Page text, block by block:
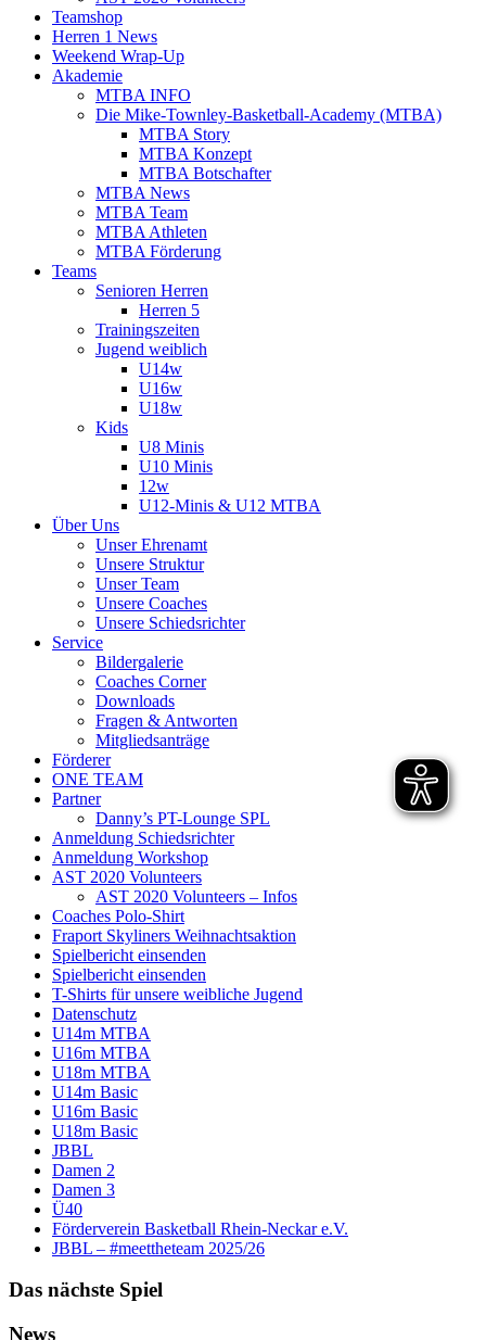
Teamshop
Herren 1 News
Weekend Wrap-Up
Akademie
MTBA INFO
Die Mike-Townley-Basketball-Academy (MTBA)
MTBA Story
MTBA Konzept
MTBA Botschafter
MTBA News
MTBA Team
MTBA Athleten
MTBA Förderung
Teams
Senioren Herren
Herren 5
Trainingszeiten
Jugend weiblich
U14w
U16w
U18w
Kids
U8 Minis
U10 Minis
12w
U12-Minis & U12 MTBA
Über Uns
Unser Ehrenamt
Unsere Struktur
Unser Team
Unsere Coaches
Unsere Schiedsrichter
Service
Bildergalerie
Coaches Corner
Downloads
Fragen & Antworten
Mitgliedsanträge
Förderer
ONE TEAM
Partner
Danny’s PT-Lounge SPL
Anmeldung Schiedsrichter
Anmeldung Workshop
AST 2020 Volunteers
AST 2020 Volunteers – Infos
Coaches Polo-Shirt
Fraport Skyliners Weihnachtsaktion
Spielbericht einsenden
Spielbericht einsenden
T-Shirts für unsere weibliche Jugend
Datenschutz
U14m MTBA
U16m MTBA
U18m MTBA
U14m Basic
U16m Basic
U18m Basic
JBBL
Damen 2
Damen 3
Ü40
Förderverein Basketball Rhein-Neckar e.V.
JBBL – #meettheteam 2025/26
Das nächste Spiel
News